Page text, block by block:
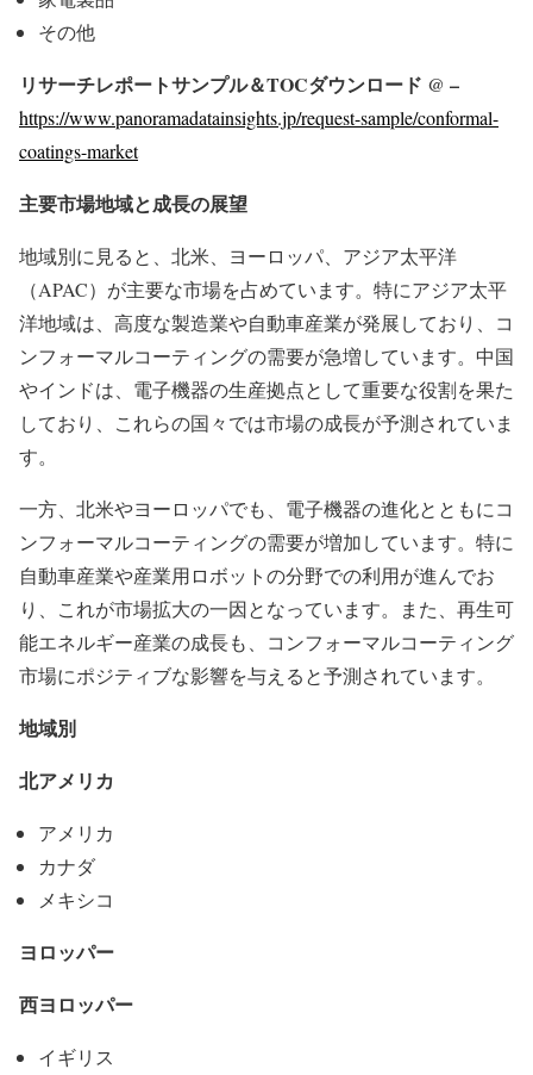
その他
リサーチレポートサンプル＆TOCダウンロード @ –
https://www.panoramadatainsights.jp/request-sample/conformal-
coatings-market
主要市場地域と成長の展望
地域別に見ると、北米、ヨーロッパ、アジア太平洋
（APAC）が主要な市場を占めています。特にアジア太平
洋地域は、高度な製造業や自動車産業が発展しており、コ
ンフォーマルコーティングの需要が急増しています。中国
やインドは、電子機器の生産拠点として重要な役割を果た
しており、これらの国々では市場の成長が予測されていま
す。
一方、北米やヨーロッパでも、電子機器の進化とともにコ
ンフォーマルコーティングの需要が増加しています。特に
自動車産業や産業用ロボットの分野での利用が進んでお
り、これが市場拡大の一因となっています。また、再生可
能エネルギー産業の成長も、コンフォーマルコーティング
市場にポジティブな影響を与えると予測されています。
地域別
北アメリカ
アメリカ
カナダ
メキシコ
ヨロッパー
西ヨロッパー
イギリス